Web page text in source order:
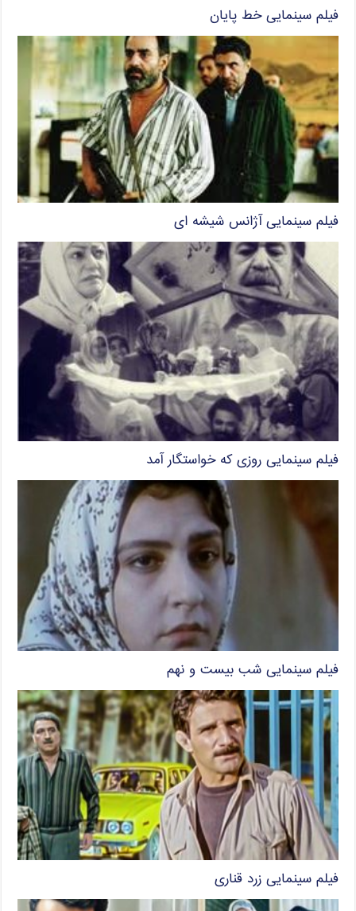
فیلم سینمایی خط پایان
فیلم سینمایی آژانس شیشه ای
فیلم سینمایی روزی که خواستگار آمد
فیلم سینمایی شب بیست و نهم
فیلم سینمایی زرد قناری